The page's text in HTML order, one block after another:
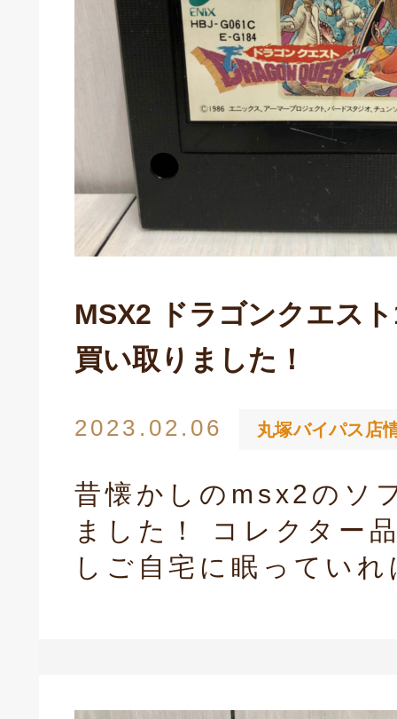
MSX2 ドラゴンクエス
買い取りました！
2023.02.06 丸塚バイパス店
昔懐かしのmsx2のソ
ました！ コレクター
しご自宅に眠ってい